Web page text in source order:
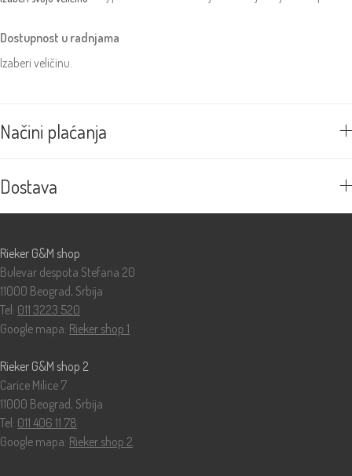
Dostupnost u radnjama
Izaberi veličinu.
Načini plaćanja
Dostava
Rieker G&M shop
Bulevar despota Stefana 20
11000 Beograd, Srbija
Tel: 011 3223 520
Google mapa: Rieker shop 1
Rieker G&M shop 2
Carice Milice 7
11000 Beograd, Srbija
Tel: 011 406 11 78
Google mapa: Rieker shop 2